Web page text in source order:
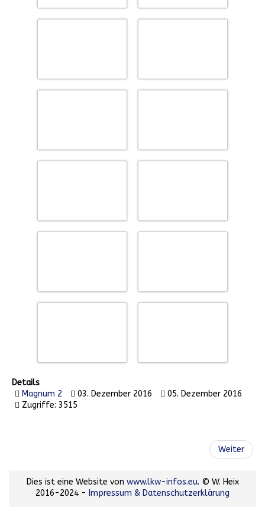
Details
Magnum 2
03. Dezember 2016
05. Dezember 2016
Zugriffe: 3515
Weiter
Dies ist eine Website von www.lkw-infos.eu. © W. Heix
2016-2024 - Impressum & Datenschutzerklärung